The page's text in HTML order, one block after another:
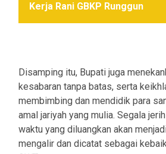
Kerja Rani GBKP Runggun
Disamping itu, Bupati juga
kesabaran tanpa batas, serta
membimbing dan mendidik para
amal jariyah yang mulia. Segala
waktu yang diluangkan akan
mengalir dan dicatat sebagai